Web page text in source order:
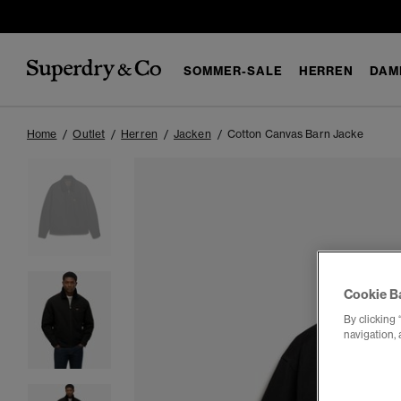
SOMMER-SALE HERREN
Home Outlet Herren Jacken Cotton Canvas Barn Jacke
Cookie
By clicking
navigation,